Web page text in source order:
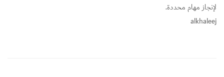
لإنجاز مهام محددة.
alkhaleej